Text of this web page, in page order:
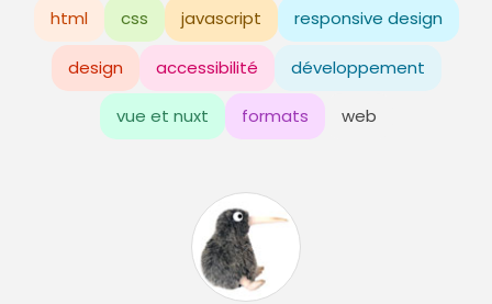
html css javascript responsive design
design accessibilité développement
vue et nuxt formats web